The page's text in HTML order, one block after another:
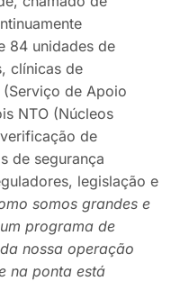
84 unidades de
clínicas de
de Apoio
NTO (Núcleos
de
de segurança
legislação e
somos grandes e
programa de
nossa operação
na ponta está